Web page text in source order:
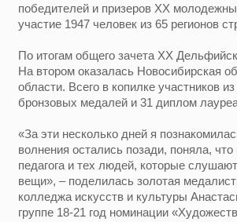
победителей и призеров ХХ
участие 1947 человек из 65 регионов
По итогам общего зачета ХХ
На втором оказалась Новосибирская
области. Всего в копилке участников
бронзовых медалей и 31 диплом
«За эти несколько дней я
волнения остались позади, поняла,
педагога и тех людей, которые
вещи», – поделилась золотая
колледжа искусств и культуры
группе 18-21 год номинации